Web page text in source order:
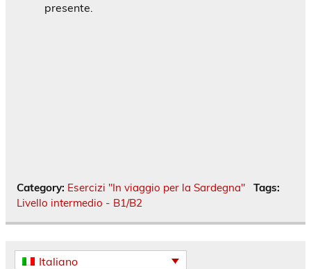
presente.
Category: Esercizi "In viaggio per la Sardegna"
Tags:
Livello intermedio - B1/B2
Italiano